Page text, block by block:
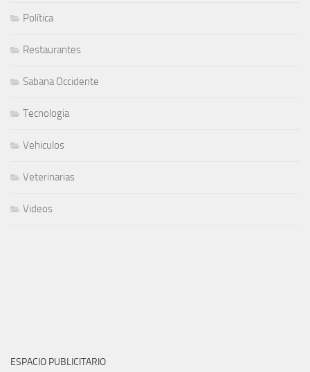
Política
Restaurantes
Sabana Occidente
Tecnologia
Vehiculos
Veterinarias
Videos
ESPACIO PUBLICITARIO